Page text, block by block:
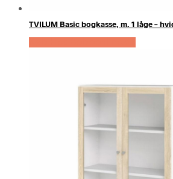
TVILUM Basic bogkasse, m. 1 låge –